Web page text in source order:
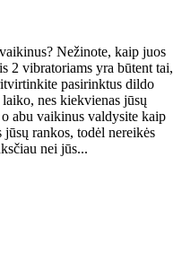
Nežinote, kaip juos
2 vibratoriams yra būtent tai,
pasirinktus dildo
nes kiekvienas jūsų
abu vaikinus valdysite kaip
rankos, todėl nereikės
nei jūs...